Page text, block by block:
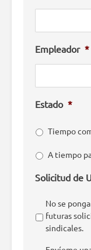
Empleador *
Estado *
Tiempo
A tiempo
Solicitud de
No se
futuras
sindicales.